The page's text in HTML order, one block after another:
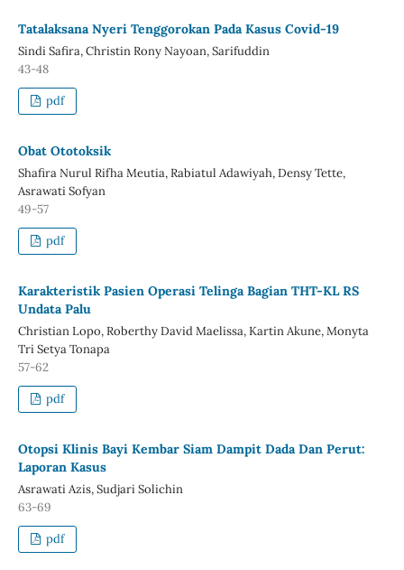
Tatalaksana Nyeri Tenggorokan Pada Kasus Covid-19
Sindi Safira, Christin Rony Nayoan, Sarifuddin
43-48
pdf
Obat Ototoksik
Shafira Nurul Rifha Meutia, Rabiatul Adawiyah, Densy Tette,
Asrawati Sofyan
49-57
pdf
Karakteristik Pasien Operasi Telinga Bagian THT-KL RS
Undata Palu
Christian Lopo, Roberthy David Maelissa, Kartin Akune, Monyta
Tri Setya Tonapa
57-62
pdf
Otopsi Klinis Bayi Kembar Siam Dampit Dada Dan Perut:
Laporan Kasus
Asrawati Azis, Sudjari Solichin
63-69
pdf